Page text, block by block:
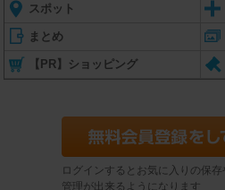
スポット
まとめ
【PR】ショッピング
ログインするとお気に入りの保
管理が出来るようになります